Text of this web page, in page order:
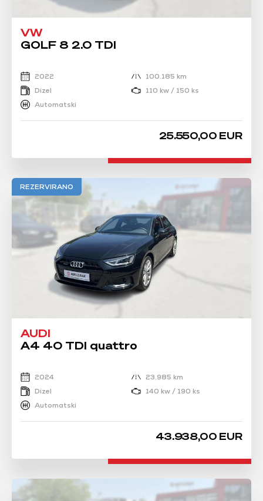
VW
GOLF 8 2.0 TDI
2022
100.185 km
Dizel
110 kw / 150 ks
Automatski
25.550,00 EUR
REZERVIRANO
AUDI
A4 40 TDI quattro
2024
23.985 km
Dizel
140 kw / 190 ks
Automatski
43.938,00 EUR